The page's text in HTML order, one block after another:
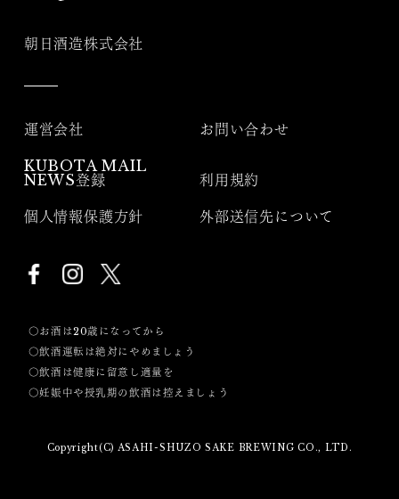
朝日酒造株式会社
運営会社 お問い合わせ
KUBOTA MAIL
NEWS登録
利用規約
個人情報保護方針 外部送信先について
〇お酒は20歳になってから
〇飲酒運転は絶対にやめましょう
〇飲酒は健康に留意し適量を
〇妊娠中や授乳期の飲酒は控えましょう
Copyright(C) ASAHI-SHUZO SAKE BREWING CO., LTD.